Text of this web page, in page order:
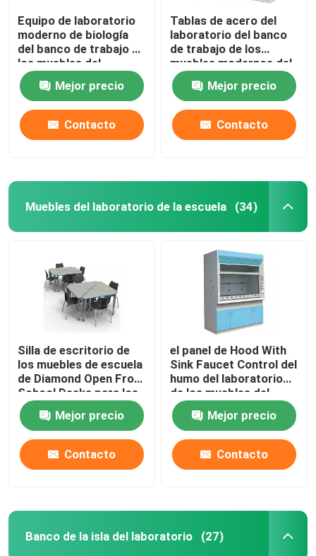
Equipo de laboratorio
moderno de biología
del banco de trabajo de
los muebles del
laboratorio de la tabla
de trabajoMejor precio
Contacto
Tablas de acero del
laboratorio del banco
de trabajo de los
muebles modernos del
laboratorio del hospital
para el OEM de las
escuelas
Mejor precio
Contacto
Muebles del laboratorio de la escuela (34)
Silla de escritorio de
los muebles de escuela
de Diamond Open Front
School Desks para los
profesores de
estudiantesMejor precio
Contacto
el panel de Hood With
Sink Faucet Control del
humo del laboratorio
de los muebles del
laboratorio de la
escuela de los 8Ft
expresó
Mejor precio
Contacto
Banco de la isla del laboratorio (27)